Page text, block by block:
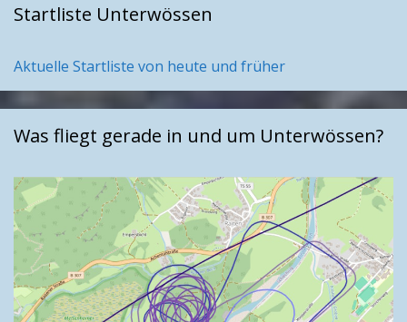
Startliste Unterwössen
Aktuelle Startliste von heute und früher
Was fliegt gerade in und um Unterwössen?